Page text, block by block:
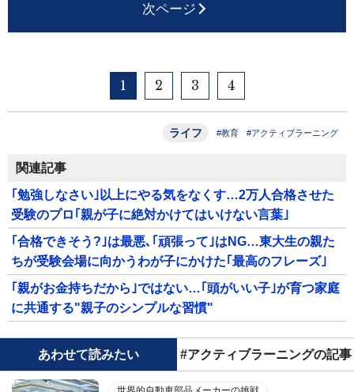
次ページ
1 2 3 4
ライフ #教育 #アクティブラーニング
関連記事
｢勉強しなさい｣以上にやる気をなくす…2万人合格させた
受験のプロ｢親が子に絶対かけてはいけない言葉｣
｢合格できそう?｣は最悪､｢頑張って｣はNG…東大生の親た
ちが受験会場に向かうわが子にかけた｢最高のフレーズ｣
｢親がお金持ちだから｣ではない…｢頭がいい子｣が育つ家庭
に共通する"親子のシンプルな習慣"
あわせて読みたい #アクティブラーニングの記事